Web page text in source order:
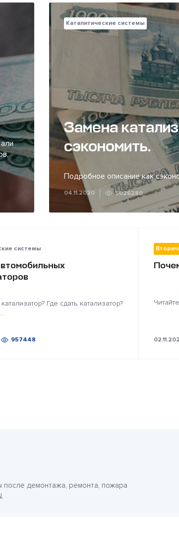
Каталитические системы
Замена
сэкономить.
Подробное описание как
04.11.2020 5026280
системы
Где сдать катализатор?
957448
демонтажа, ремонта, пожара